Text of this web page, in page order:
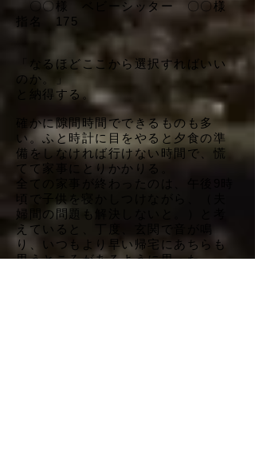
〇〇様 ベビーシッター 〇〇様
指名 175
「なるほどここから選択すればいい
のか。」
と納得する。
確かに隙間時間でできるものも多
い。 ふと時計に目をやると夕食の準
備をしなければ行けない時間で、慌
てて家事にとりかかりる。
全ての家事が終わったのは、午後9時
頃で子供を寝かしつけながら、（夫
婦間の問題も解決しないと。）と考
えていると、丁度、玄関で音が鳴
り、いつもより早い帰宅にあちらも
思うところがあるように思った。